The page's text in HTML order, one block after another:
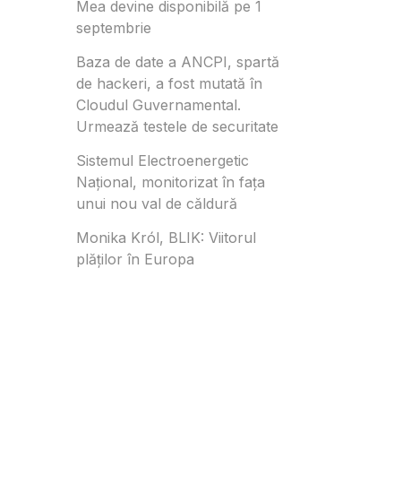
Mea devine disponibilă pe 1
septembrie
Baza de date a ANCPI, spartă
de hackeri, a fost mutată în
Cloudul Guvernamental.
Urmează testele de securitate
Sistemul Electroenergetic
Național, monitorizat în fața
unui nou val de căldură
Monika Król, BLIK: Viitorul
plăților în Europa